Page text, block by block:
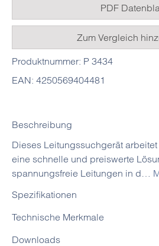
PDF
Zum Vergleich
Produktnummer: P 3434
EAN: 4250569404481
Beschreibung
Dieses Leitungssuchgerät
eine schnelle und preiswerte
spannungsfreie Leitungen in d…
Spezifikationen
Technische Merkmale
Downloads